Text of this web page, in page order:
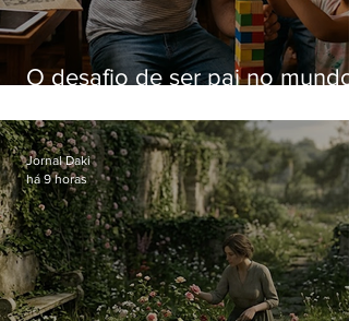
O desafio de ser pai no mundo
Jornal Daki
há 9 horas